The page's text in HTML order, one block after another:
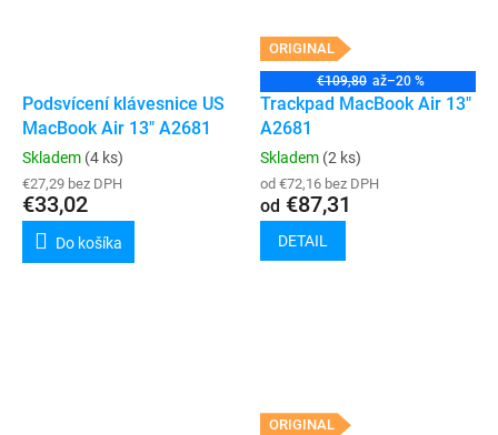
Podsvícení klávesnice US
MacBook Air 13" A2681
Skladem (4 ks)
€27,29 bez DPH
€33,02
Do košíka
ORIGINAL
€109,80 až–20 %
Trackpad MacBook Air 13"
A2681
Skladem (2 ks)
od €72,16 bez DPH
od €87,31
DETAIL
ORIGINAL